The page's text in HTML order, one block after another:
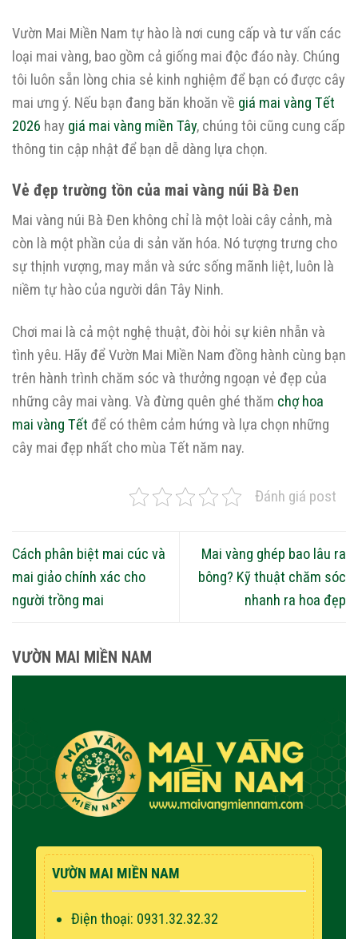
Vườn Mai Miền Nam tự hào là nơi cung cấp và tư vấn các
loại mai vàng, bao gồm cả giống mai độc đáo này. Chúng
tôi luôn sẵn lòng chia sẻ kinh nghiệm để bạn có được cây
mai ưng ý. Nếu bạn đang băn khoăn về giá mai vàng Tết
2026 hay giá mai vàng miền Tây, chúng tôi cũng cung cấp
thông tin cập nhật để bạn dễ dàng lựa chọn.
Vẻ đẹp trường tồn của mai vàng núi Bà Đen
Mai vàng núi Bà Đen không chỉ là một loài cây cảnh, mà
còn là một phần của di sản văn hóa. Nó tượng trưng cho
sự thịnh vượng, may mắn và sức sống mãnh liệt, luôn là
niềm tự hào của người dân Tây Ninh.
Chơi mai là cả một nghệ thuật, đòi hỏi sự kiên nhẫn và
tình yêu. Hãy để Vườn Mai Miền Nam đồng hành cùng bạn
trên hành trình chăm sóc và thưởng ngoạn vẻ đẹp của
những cây mai vàng. Và đừng quên ghé thăm chợ hoa
mai vàng Tết để có thêm cảm hứng và lựa chọn những
cây mai đẹp nhất cho mùa Tết năm nay.
Đánh giá post
Cách phân biệt mai cúc và
mai giảo chính xác cho
người trồng mai
Mai vàng ghép bao lâu ra
bông? Kỹ thuật chăm sóc
nhanh ra hoa đẹp
VƯỜN MAI MIỀN NAM
VƯỜN MAI MIỀN NAM
Điện thoại: 0931.32.32.32